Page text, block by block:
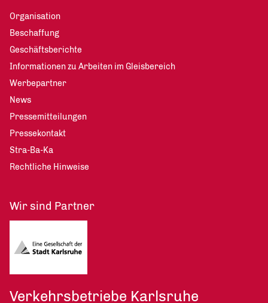
Organisation
Beschaffung
Geschäftsberichte
Informationen zu Arbeiten im Gleisbereich
Werbepartner
News
Pressemitteilungen
Pressekontakt
Stra-Ba-Ka
Rechtliche Hinweise
Wir sind Partner
Verkehrsbetriebe Karlsruhe